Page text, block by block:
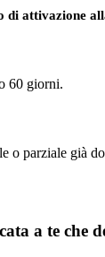
di attivazione
60 giorni.
o parziale già
a te che